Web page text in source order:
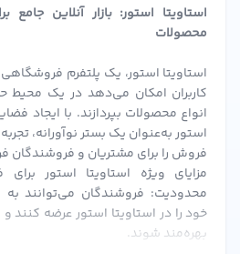
برای پوست خود استفاده نمایید.
استور خریداری کنیم؟
اگر به دنبال خریدژل شستشو
PIGMASOMEبا قیمت مناسب و
بهترین گزینه برای شماست. ما با
کیفیت، همراه با گارانتی
رضایت‌بخش را برای شما فراهم
استاویتا استور: بازار آنلاین
محصولات
استاویتا استور، یک پلتفرم
کاربران امکان می‌دهد در یک محیط
انواع محصولات بپردازند. با ایجاد
استور به‌عنوان یک بستر نوآورانه،
فروش را برای مشتریان و فروشندگان
مزایای ویژه استاویتا استور
محدودیت: فروشندگان می‌توانند
خود را در استاویتا استور عرضه کنند و
بهره‌مند شوند.